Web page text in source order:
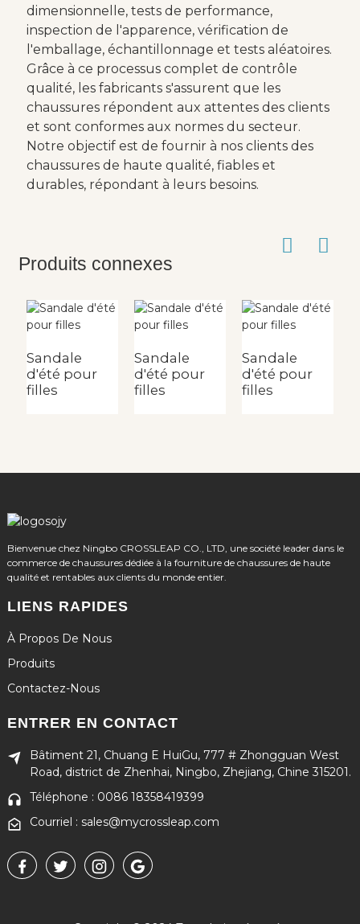
dimensionnelle, tests de performance,
inspection de l'apparence, vérification de
l'emballage, échantillonnage et tests aléatoires.
Grâce à ce processus complet de contrôle
qualité, les fabricants s'assurent que les
chaussures répondent aux attentes des clients
et sont conformes aux normes du secteur.
Notre objectif est de fournir à nos clients des
chaussures de haute qualité, fiables et
durables, répondant à leurs besoins.
Produits connexes
Sandale
d'été pour
filles
Sandale
d'été pour
filles
Sandale
d'été pour
filles
Bienvenue chez Ningbo CROSSLEAP CO., LTD, une société leader dans le
commerce de chaussures dédiée à la fourniture de chaussures de haute
qualité et rentables aux clients du monde entier.
LIENS RAPIDES
À Propos De Nous
Produits
Contactez-Nous
ENTRER EN CONTACT
Bâtiment 21, Chuang E HuiGu, 777 # Zhongguan West
Road, district de Zhenhai, Ningbo, Zhejiang, Chine 315201.
Téléphone : 0086 18358419399
Courriel : sales@mycrossleap.com